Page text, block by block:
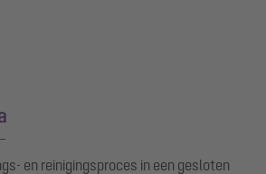
en reinigingsproces in een gesloten